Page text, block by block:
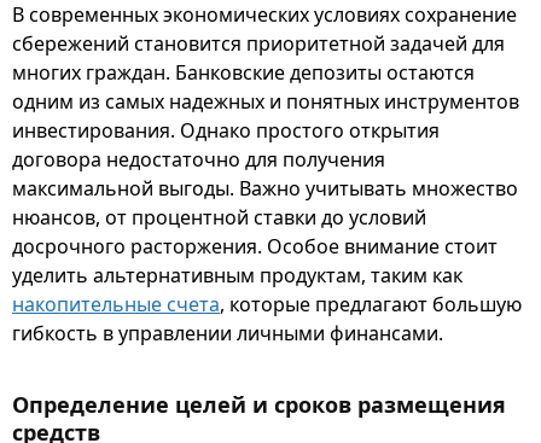
В современных экономических условиях сохранение
сбережений становится приоритетной задачей для
многих граждан. Банковские депозиты остаются
одним из самых надежных и понятных инструментов
инвестирования. Однако простого открытия
договора недостаточно для получения
максимальной выгоды. Важно учитывать множество
нюансов, от процентной ставки до условий
досрочного расторжения. Особое внимание стоит
уделить альтернативным продуктам, таким как
накопительные счета, которые предлагают большую
гибкость в управлении личными финансами.
Определение целей и сроков размещения
средств